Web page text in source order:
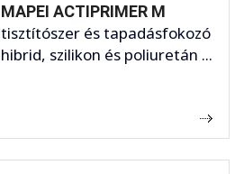
MAPEI ACTIPRIMER M
tisztítószer és tapadásfokozó
hibrid, szilikon és poliuretán ...